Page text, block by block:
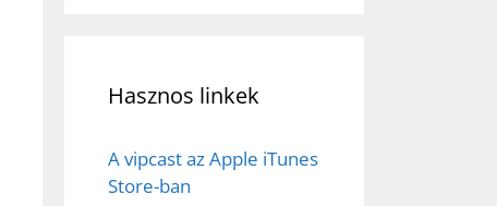
Hasznos linkek
A vipcast az Apple iTunes
Store-ban